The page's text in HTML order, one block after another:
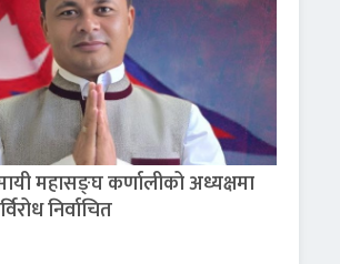
महासङ्घ कर्णालीको अध्यक्षमा
निर्वाचित